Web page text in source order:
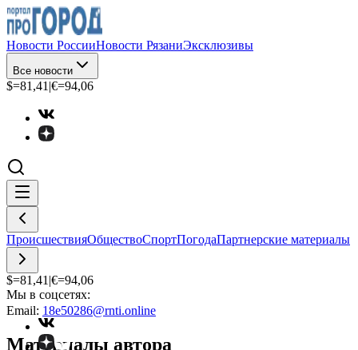
Новости РоссииНовости РязаниЭксклюзивы
Все новости
$=81,41 |€=94,06
ПроисшествияОбществоСпортПогодаПартнерские материалы
$=81,41 |€=94,06
Мы в соцсетях:
Email: 18e50286@rnti.online
Материалы автора